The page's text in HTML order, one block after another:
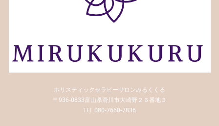
ホリスティックセラピーサロンみるくくる
〒936-0833富山県滑川市大崎野２６番地３
TEL 080-7660-7836